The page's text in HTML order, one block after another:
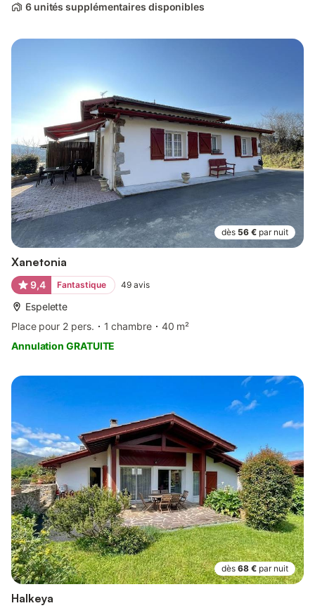
6 unités supplémentaires disponibles
dès 56 € par nuit
Xanetonia
9,4 Fantastique 49 avis
Espelette
Place pour 2 pers.
1 chambre
40 m²
Annulation GRATUITE
dès 68 € par nuit
Halkeya